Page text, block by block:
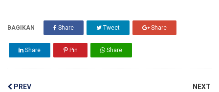
BAGIKAN Share Tweet Share
Share Pin Share
PREV NEXT